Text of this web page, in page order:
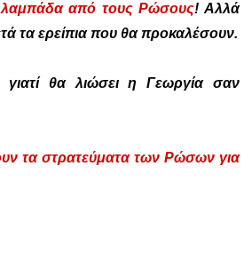
λαμπάδα από τους Ρώσους! Αλλά
τα ερείπια που θα προκαλέσουν.
γιατί θα λιώσει η Γεωργία σαν
τα στρατεύματα των Ρώσων για